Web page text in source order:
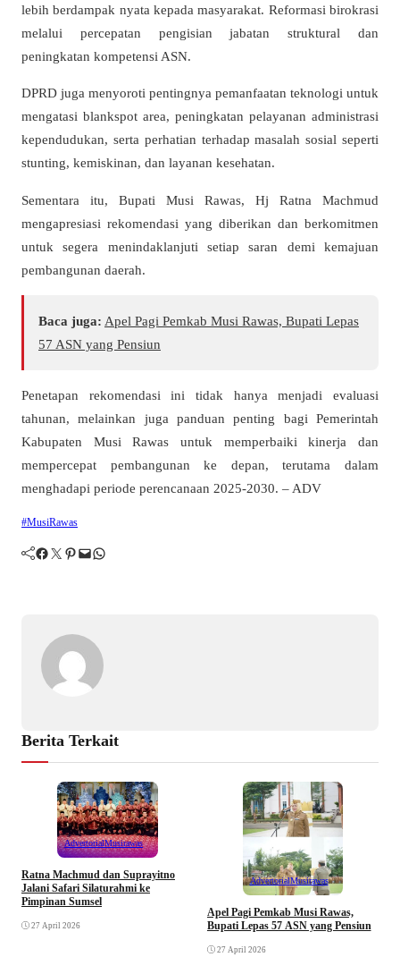
lebih berdampak nyata kepada masyarakat. Reformasi birokrasi
melalui percepatan pengisian jabatan struktural dan
peningkatan kompetensi ASN.
DPRD juga menyoroti pentingnya pemanfaatan teknologi untuk
mengatasi blankspot area, peningkatan pelayanan administrasi
kependudukan, serta perhatian terhadap masalah sosial seperti
stunting, kemiskinan, dan layanan kesehatan.
Sementara itu, Bupati Musi Rawas, Hj Ratna Machmud
mengapresiasi rekomendasi yang diberikan dan berkomitmen
untuk segera menindaklanjuti setiap saran demi kemajuan
pembangunan daerah.
Baca juga: Apel Pagi Pemkab Musi Rawas, Bupati Lepas
57 ASN yang Pensiun
Penetapan rekomendasi ini tidak hanya menjadi evaluasi
tahunan, melainkan juga panduan penting bagi Pemerintah
Kabupaten Musi Rawas untuk memperbaiki kinerja dan
mempercepat pembangunan ke depan, terutama dalam
menghadapi periode perencanaan 2025-2030. – ADV
#MusiRawas
Facebook Twitter Pinterest Mail WhatsApp
Berita Terkait
AdvertorialMusirawas
Ratna Machmud dan Suprayitno
Jalani Safari Silaturahmi ke
Pimpinan Sumsel
27 April 2026
AdvertorialMusirawas
Apel Pagi Pemkab Musi Rawas,
Bupati Lepas 57 ASN yang Pensiun
27 April 2026